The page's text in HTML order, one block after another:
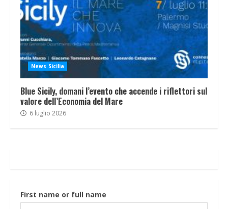
News Sicilia
Blue Sicily, domani l’evento che accende i riflettori sul
valore dell’Economia del Mare
6 luglio 2026
First name or full name